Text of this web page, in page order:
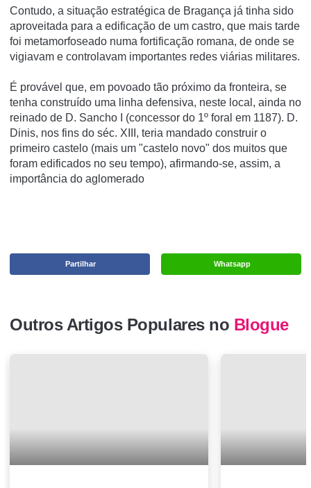
Contudo, a situação estratégica de Bragança já tinha sido
aproveitada para a edificação de um castro, que mais tarde
foi metamorfoseado numa fortificação romana, de onde se
vigiavam e controlavam importantes redes viárias militares.
É provável que, em povoado tão próximo da fronteira, se
tenha construído uma linha defensiva, neste local, ainda no
reinado de D. Sancho I (concessor do 1º foral em 1187). D.
Dinis, nos fins do séc. XIII, teria mandado construir o
primeiro castelo (mais um "castelo novo" dos muitos que
foram edificados no seu tempo), afirmando-se, assim, a
importância do aglomerado
Whatsapp
Partilhar
Outros Artigos Populares no Blogue